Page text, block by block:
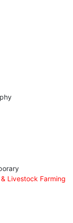
Livestock Farming